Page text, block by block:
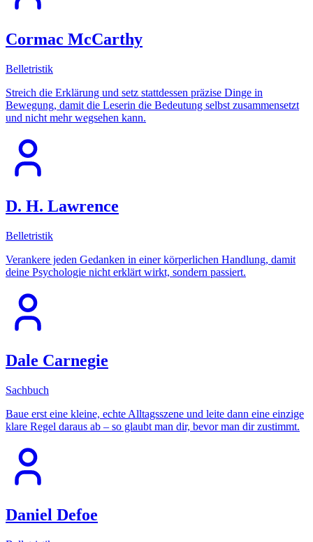
Cormac McCarthy
Belletristik
Streich die Erklärung und setz stattdessen präzise Dinge in
Bewegung, damit die Leserin die Bedeutung selbst zusammensetzt
und nicht mehr wegsehen kann.
D. H. Lawrence
Belletristik
Verankere jeden Gedanken in einer körperlichen Handlung, damit
deine Psychologie nicht erklärt wirkt, sondern passiert.
Dale Carnegie
Sachbuch
Baue erst eine kleine, echte Alltagsszene und leite dann eine einzige
klare Regel daraus ab – so glaubt man dir, bevor man dir zustimmt.
Daniel Defoe